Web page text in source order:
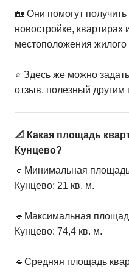
🏡 Они помогут
новостройке, квартирах
местоположения жилого
⭐️ Здесь же можно
отзыв, полезный другим
📐 Какая площадь
Кунцево?
🔹Минимальная
Кунцево: 21 кв. м.
🔹Максимальная
Кунцево: 74,4 кв. м.
🔹Средняя площадь